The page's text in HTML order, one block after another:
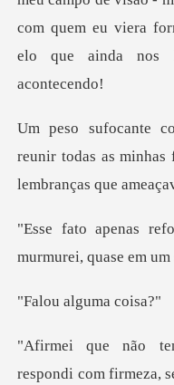
com quem eu viera f
reunir todas as
murmurei, quas
alguma
ndi com firmeza,